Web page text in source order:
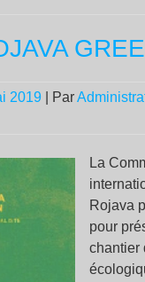
2019 | Par
La
Rojava
pour
chantier